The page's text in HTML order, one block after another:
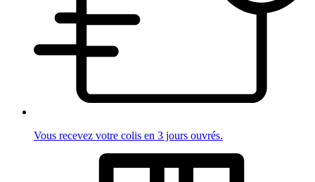
Vous recevez votre colis en 3 jours ouvrés.